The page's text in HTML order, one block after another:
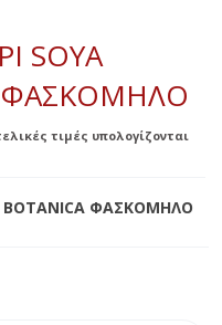
SOYA
ΦΑΣΚΟΜΗΛΟ
τιμές υπολογίζονται
BOTANICA ΦΑΣΚΟΜΗΛΟ